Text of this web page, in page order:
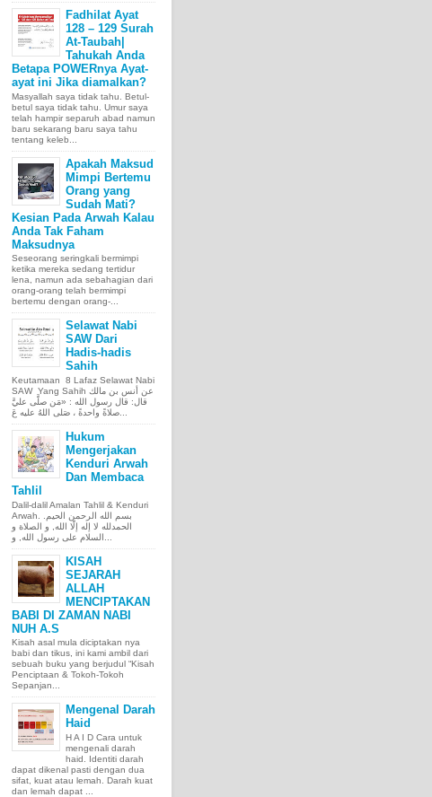
Fadhilat Ayat
128 – 129 Surah
At-Taubah|
Tahukah Anda
Betapa POWERnya Ayat-
ayat ini Jika diamalkan?
Masyallah saya tidak tahu. Betul-
betul saya tidak tahu. Umur saya
telah hampir separuh abad namun
baru sekarang baru saya tahu
tentang keleb...
Apakah Maksud
Mimpi Bertemu
Orang yang
Sudah Mati?
Kesian Pada Arwah Kalau
Anda Tak Faham
Maksudnya
Seseorang seringkali bermimpi
ketika mereka sedang tertidur
lena, namun ada sebahagian dari
orang-orang telah bermimpi
bertemu dengan orang-...
Selawat Nabi
SAW Dari
Hadis-hadis
Sahih
Keutamaan 8 Lafaz Selawat Nabi
SAW Yang Sahih عن أنس بن مالك
قال: قال رسول الله : «مَن صلَّى عليَّ
Hukum
Mengerjakan
Kenduri Arwah
Dan Membaca
Tahlil
Dalil-dalil Amalan Tahlil & Kenduri
Arwah. بسم الله الرحمن الحيم.
الحمدلله لا إله إلّا الله, و الصلاة و
KISAH
SEJARAH
ALLAH
MENCIPTAKAN
BABI DI ZAMAN NABI
NUH A.S
Kisah asal mula diciptakan nya
babi dan tikus, ini kami ambil dari
sebuah buku yang berjudul “Kisah
Penciptaan & Tokoh-Tokoh
Sepanjan...
Mengenal Darah
Haid
H A I D Cara untuk
mengenali darah
haid. Identiti darah
dapat dikenal pasti dengan dua
sifat, kuat atau lemah. Darah kuat
dan lemah dapat ...